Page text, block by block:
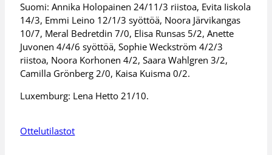
Suomi: Annika Holopainen 24/11/3 riistoa, Evita Iiskola
14/3, Emmi Leino 12/1/3 syöttöä, Noora Järvikangas
10/7, Meral Bedretdin 7/0, Elisa Runsas 5/2, Anette
Juvonen 4/4/6 syöttöä, Sophie Weckström 4/2/3
riistoa, Noora Korhonen 4/2, Saara Wahlgren 3/2,
Camilla Grönberg 2/0, Kaisa Kuisma 0/2.
Luxemburg: Lena Hetto 21/10.
Ottelutilastot